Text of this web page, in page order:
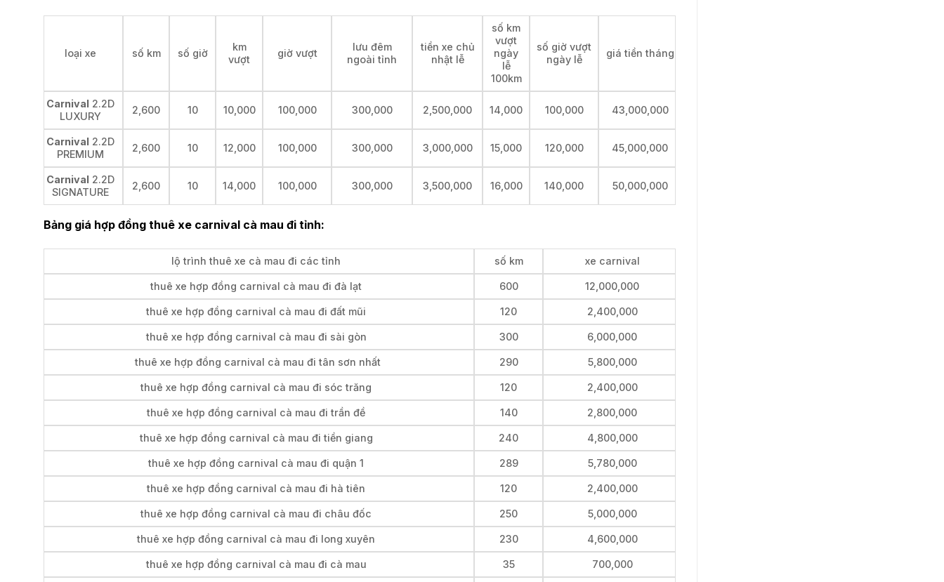
loại xe số km số giờ
km
vượt
giờ vượt
lưu đêm
ngoài tỉnh
tiền xe chủ
nhật lễ
số km
vượt
ngày
lễ
100km
số giờ vượt
ngày lễ
giá tiền tháng
Carnival 2.2D
LUXURY
2,600 10 10,000 100,000 300,000 2,500,000 14,000 100,000 43,000,000
Carnival 2.2D
PREMIUM
2,600 10 12,000 100,000 300,000 3,000,000 15,000 120,000 45,000,000
Carnival 2.2D
SIGNATURE
2,600 10 14,000 100,000 300,000 3,500,000 16,000 140,000 50,000,000
Bảng giá hợp đồng thuê xe carnival cà mau đi tỉnh:
lộ trình thuê xe cà mau đi các tỉnh số km xe carnival
thuê xe hợp đồng carnival cà mau đi đà lạt 600 12,000,000
thuê xe hợp đồng carnival cà mau đi đất mũi 120 2,400,000
thuê xe hợp đồng carnival cà mau đi sài gòn 300 6,000,000
thuê xe hợp đồng carnival cà mau đi tân sơn nhất 290 5,800,000
thuê xe hợp đồng carnival cà mau đi sóc trăng 120 2,400,000
thuê xe hợp đồng carnival cà mau đi trần đề 140 2,800,000
thuê xe hợp đồng carnival cà mau đi tiền giang 240 4,800,000
thuê xe hợp đồng carnival cà mau đi quận 1 289 5,780,000
thuê xe hợp đồng carnival cà mau đi hà tiên 120 2,400,000
thuê xe hợp đồng carnival cà mau đi châu đốc 250 5,000,000
thuê xe hợp đồng carnival cà mau đi long xuyên 230 4,600,000
thuê xe hợp đồng carnival cà mau đi cà mau 35 700,000